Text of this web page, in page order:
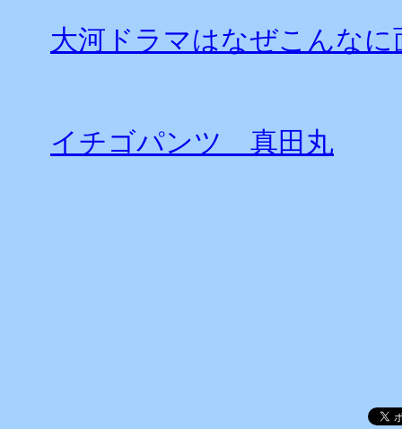
大河ドラマはなぜこんなに
イチゴパンツ 真田丸